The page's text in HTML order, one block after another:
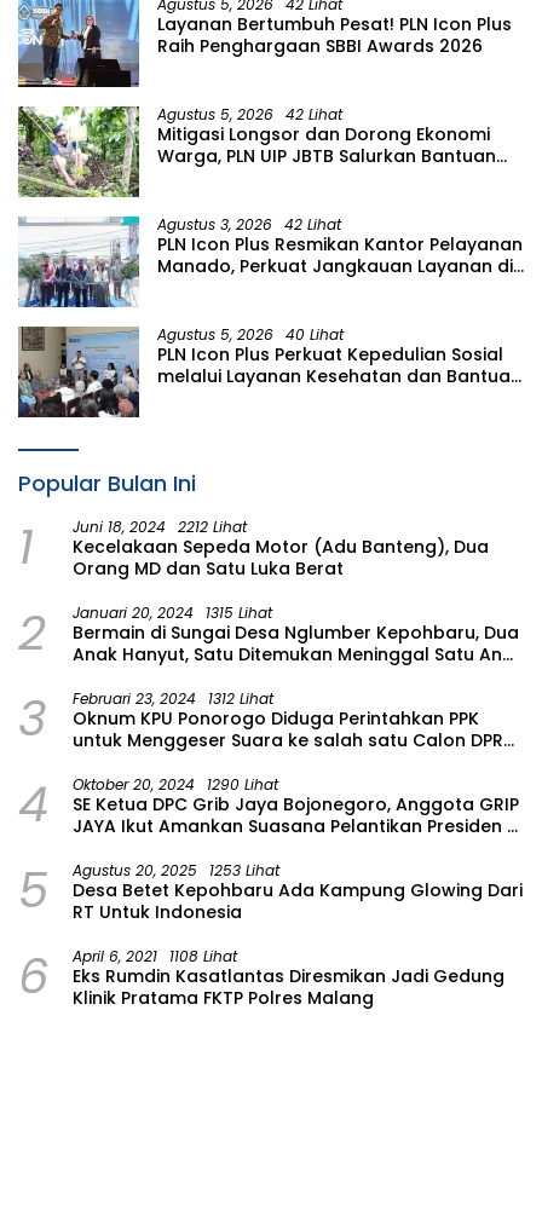
Agustus 5, 2026 42 Lihat
Layanan Bertumbuh Pesat! PLN Icon Plus
Raih Penghargaan SBBI Awards 2026
Agustus 5, 2026 42 Lihat
Mitigasi Longsor dan Dorong Ekonomi
Warga, PLN UIP JBTB Salurkan Bantuan
Agustus 3, 2026 42 Lihat
PLN Icon Plus Resmikan Kantor Pelayanan
Manado, Perkuat Jangkauan Layanan di
Agustus 5, 2026 40 Lihat
PLN Icon Plus Perkuat Kepedulian Sosial
melalui Layanan Kesehatan dan Bantuan
Popular Bulan Ini
1 Juni 18, 2024 2212 Lihat
Kecelakaan Sepeda Motor (Adu Banteng), Dua
Orang MD dan Satu Luka Berat
2 Januari 20, 2024 1315 Lihat
Bermain di Sungai Desa Nglumber Kepohbaru, Dua
Anak Hanyut, Satu Ditemukan Meninggal Satu Anak
3 Februari 23, 2024 1312 Lihat
Oknum KPU Ponorogo Diduga Perintahkan PPK
untuk Menggeser Suara ke salah satu Calon DPRD
4 Oktober 20, 2024 1290 Lihat
SE Ketua DPC Grib Jaya Bojonegoro, Anggota GRIP
JAYA Ikut Amankan Suasana Pelantikan Presiden di
5 Agustus 20, 2025 1253 Lihat
Desa Betet Kepohbaru Ada Kampung Glowing Dari
RT Untuk Indonesia
6 April 6, 2021 1108 Lihat
Eks Rumdin Kasatlantas Diresmikan Jadi Gedung
Klinik Pratama FKTP Polres Malang